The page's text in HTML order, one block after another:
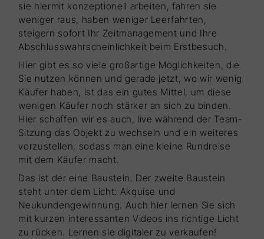
sie hiermit konzeptionell arbeiten, fahren sie
weniger raus, haben weniger Leerfahrten,
steigern sofort Ihr Zeitmanagement und Ihre
Abschlusswahrscheinlichkeit beim Erstbesuch.
Hier gibt es so viele großartige Möglichkeiten, die
Sie nutzen können und gerade jetzt, wo wir wenig
Käufer haben, ist das ein gutes Mittel, um diese
wenigen Käufer noch stärker an sich zu binden.
Hier schaffen wir es auch, live während der Team-
Sitzung das Objekt zu wechseln und ein weiteres
vorzustellen, sodass man eine kleine Rundreise
mit dem Käufer macht.
Das ist der eine Baustein. Der zweite Baustein
steht unter dem Licht: Akquise und
Neukundengewinnung. Auch hier lernen Sie sich
mit kurzen interessanten Videos ins richtige Licht
zu rücken. Lernen sie digitaler zu verkaufen!